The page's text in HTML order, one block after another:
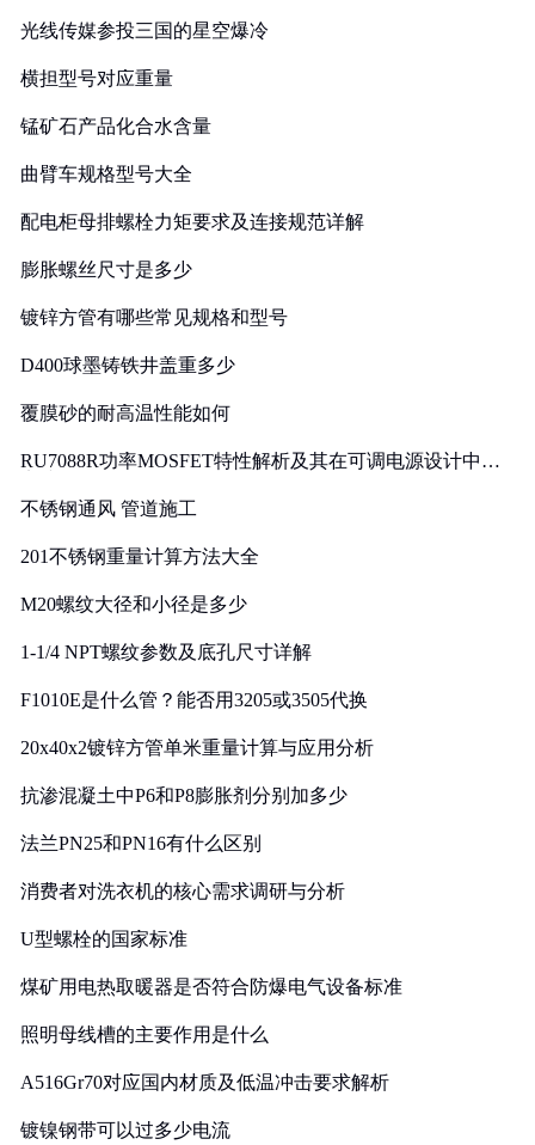
光线传媒参投三国的星空爆冷
横担型号对应重量
锰矿石产品化合水含量
曲臂车规格型号大全
配电柜母排螺栓力矩要求及连接规范详解
膨胀螺丝尺寸是多少
镀锌方管有哪些常见规格和型号
D400球墨铸铁井盖重多少
覆膜砂的耐高温性能如何
RU7088R功率MOSFET特性解析及其在可调电源设计中的
不锈钢通风 管道施工
201不锈钢重量计算方法大全
M20螺纹大径和小径是多少
1-1/4 NPT螺纹参数及底孔尺寸详解
F1010E是什么管？能否用3205或3505代换
20x40x2镀锌方管单米重量计算与应用分析
抗渗混凝土中P6和P8膨胀剂分别加多少
法兰PN25和PN16有什么区别
消费者对洗衣机的核心需求调研与分析
U型螺栓的国家标准
煤矿用电热取暖器是否符合防爆电气设备标准
照明母线槽的主要作用是什么
A516Gr70对应国内材质及低温冲击要求解析
镀镍钢带可以过多少电流